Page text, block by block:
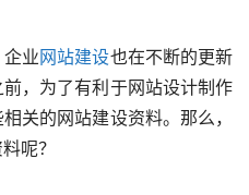
企业网站建设也在不断的更新
，为了有利于网站设计制作
关的网站建设资料。那么，
呢？